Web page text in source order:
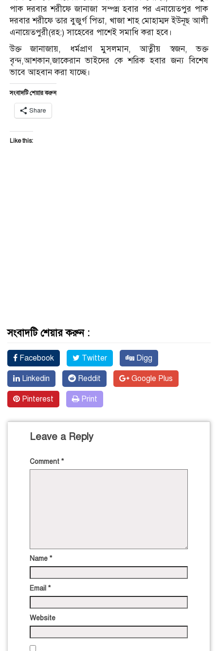
পাক দরবার শরীফে জানাজা সম্পন্ন হবার পর এনায়েতপুর পাক
দরবার শরীফে তার বুজুর্গ পিতা, খাজা শাহ মোহাম্মদ ইউনূছ আলী
এনায়েতপুরী(রহ:) সাহেবের পাশেই সমাধি করা হবে।
উক্ত জানাজায়, ধর্মপ্রাণ মুসলমান, আত্নীয় স্বজন, ভক্ত
বৃন্দ,আশকান,জাকেরান ভাইদের কে শরিক হবার জন্য বিশেষ
ভাবে আহবান করা যাচ্ছে।
সংবাদটি শেয়ার করুন
Share
Like this:
সংবাদটি শেয়ার করুন :
Facebook Twitter Digg
Linkedin Reddit Google Plus
Pinterest Print
Leave a Reply
Comment *
Name *
Email *
Website